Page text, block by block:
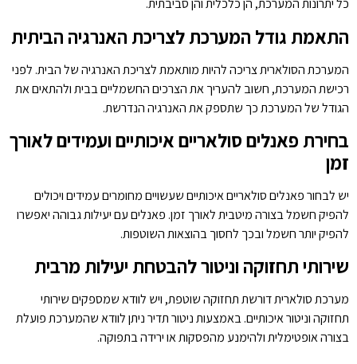
כל יתרונות המערכת, הן כלכלית והן סביבתית.
התאמת גודל המערכת לצריכת האנרגיה הביתית
המערכת הסולארית צריכה להיות מותאמת לצריכת האנרגיה של הבית. לפני
רכישת המערכת, חשוב להעריך את הצרכים החשמליים בבית ולהתאים את
הגודל של המערכת כך שתספק את האנרגיה הנדרשת.
בחירת פאנלים סולאריים איכותיים ועמידים לאורך
זמן
יש לבחור פאנלים סולאריים איכותיים שעשויים מחומרים עמידים ויכולים
להפיק חשמל בצורה מיטבית לאורך זמן. פאנלים עם יעילות גבוהה יאפשרו
להפיק יותר חשמל ובכך לחסוך בהוצאות השוטפות.
שירותי תחזוקה וניטור להבטחת יעילות מרבית
מערכת סולארית דורשת תחזוקה שוטפת, ויש לוודא שמספקים שירותי
תחזוקה וניטור איכותיים. באמצעות ניטור תדיר ניתן לוודא שהמערכת פועלת
בצורה אופטימלית ולהימנע מהפסקות או ירידה בתפוקה.